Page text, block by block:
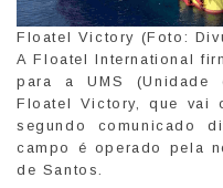
Floatel Victory (Foto:
A Floatel International
para a UMS (Unidade
Floatel Victory, que vai
segundo comunicado
campo é operado pela
de Santos.